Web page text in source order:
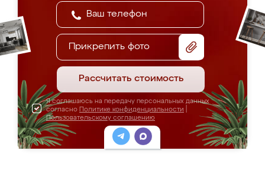
Прикрепить фото
Рассчитать стоимость
Я соглашаюсь на передачу персональных данных
согласно Политике конфиденциальности
Пользовательскому соглашению